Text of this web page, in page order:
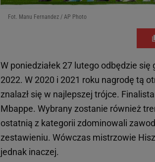
Fot. Manu Fernandez / AP Photo
W poniedziałek 27 lutego odbędzie
2022. W 2020 i 2021 roku nagrodę tą
znalazł się w najlepszej trójce.
Mbappe. Wybrany zostanie również
ostatnią z kategorii zdominowali
zestawieniu. Wówczas mistrzowie
jednak inaczej.